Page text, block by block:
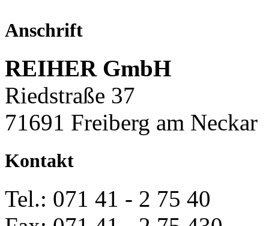
Anschrift
REIHER GmbH
Riedstraße 37
71691 Freiberg am Neckar
Kontakt
Tel.: 071 41 - 2 75 40